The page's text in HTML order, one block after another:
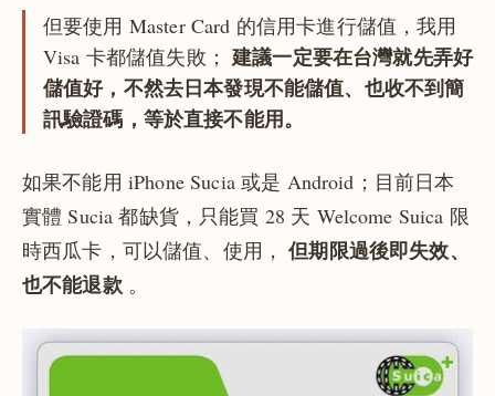
但要使用 Master Card 的信用卡進行儲值，我用
Visa 卡都儲值失敗；建議一定要在台灣就先弄好
儲值好，不然去日本發現不能儲值、也收不到簡
訊驗證碼，等於直接不能用。
如果不能用 iPhone Sucia 或是 Android；目前日本
實體 Sucia 都缺貨，只能買 28 天 Welcome Suica 限
時西瓜卡，可以儲值、使用，但期限過後即失效、
也不能退款。